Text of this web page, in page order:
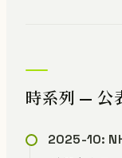
時系列 — 公
2025-10: